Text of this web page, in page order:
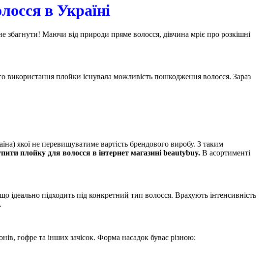
в Україні
збагнути! Маючи від природи пряме волосся, дівчина мріє про розкішні
використання плойки існувала можливість пошкодження волосся. Зараз
якої не перевищуватиме вартість брендового виробу. З таким
плойку для волосся в інтернет магазині beautybuy. В асортименті
підходить під конкретний тип волосся. Врахують інтенсивність
гофре та інших зачісок. Форма насадок буває різною: